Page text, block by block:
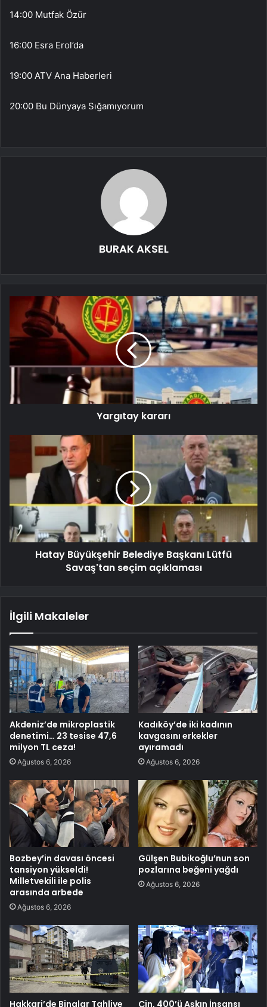
14:00 Mutfak Özür
16:00 Esra Erol’da
19:00 ATV Ana Haberleri
20:00 Bu Dünyaya Sığamıyorum
BURAK AKSEL
Yargıtay kararı
Hatay Büyükşehir Belediye Başkanı Lütfü
Savaş'tan seçim açıklaması
İlgili Makaleler
Akdeniz’de mikroplastik
denetimi… 23 tesise 47,6
milyon TL ceza!
Ağustos 6, 2026
Kadıköy’de iki kadının
kavgasını erkekler
ayıramadı
Ağustos 6, 2026
Bozbey’in davası öncesi
tansiyon yükseldi!
Milletvekili ile polis
arasında arbede
Ağustos 6, 2026
Gülşen Bubikoğlu’nun son
pozlarına beğeni yağdı
Ağustos 6, 2026
Hakkari’de Binalar Tahliye Çin, 400’ü Aşkın İnsansı